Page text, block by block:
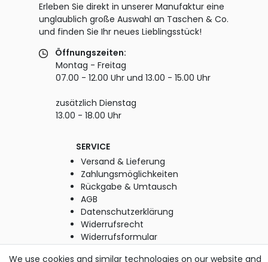
Erleben Sie direkt in unserer Manufaktur eine
unglaublich große Auswahl an Taschen & Co.
und finden Sie Ihr neues Lieblingsstück!
Öffnungszeiten:
Montag - Freitag
07.00 - 12.00 Uhr und 13.00 - 15.00 Uhr
zusätzlich Dienstag
13.00 - 18.00 Uhr
SERVICE
Versand & Lieferung
Zahlungsmöglichkeiten
Rückgabe & Umtausch
AGB
Datenschutzerklärung
Widerrufsrecht
Widerrufsformular
We use cookies and similar technologies on our website and